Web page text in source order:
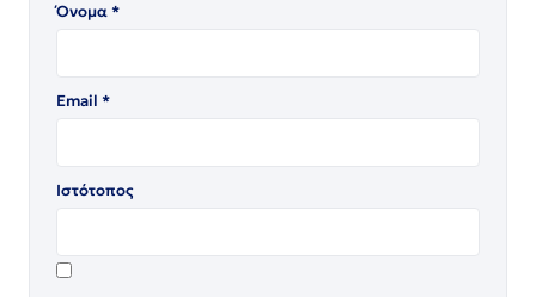
Όνομα*
Email *
Ιστότοπος